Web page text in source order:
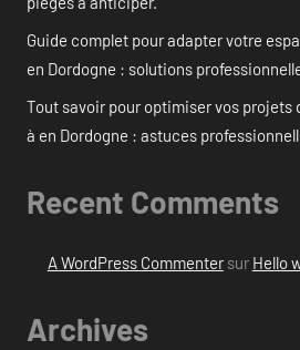
Guide complet pour adapter votre
en Dordogne : solutions
Tout savoir pour optimiser vos projets
à en Dordogne : astuces
Recent Comments
A WordPress Commentersur Hello
Archives